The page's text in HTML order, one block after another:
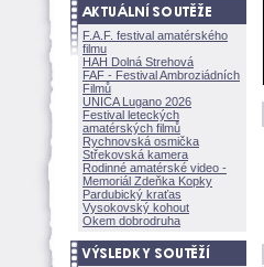
F.A.F. festival amatérského
filmu
HAH Dolná Strehov
FAF - Festival Ambroziádních
Filmů
UNICA Lugano 2026
Festival leteckých
amatérských filmů
Rychnovská osmička
Střekovská kamera
Rodinné amatérské video -
Memoriál Zdeňka Kopky
Pardubický kraťas
Vysokovský kohout
Okem dobrodruha